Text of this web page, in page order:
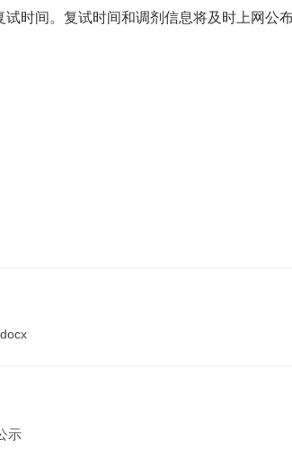
时间。复试时间和调剂信息将及时上网公
示